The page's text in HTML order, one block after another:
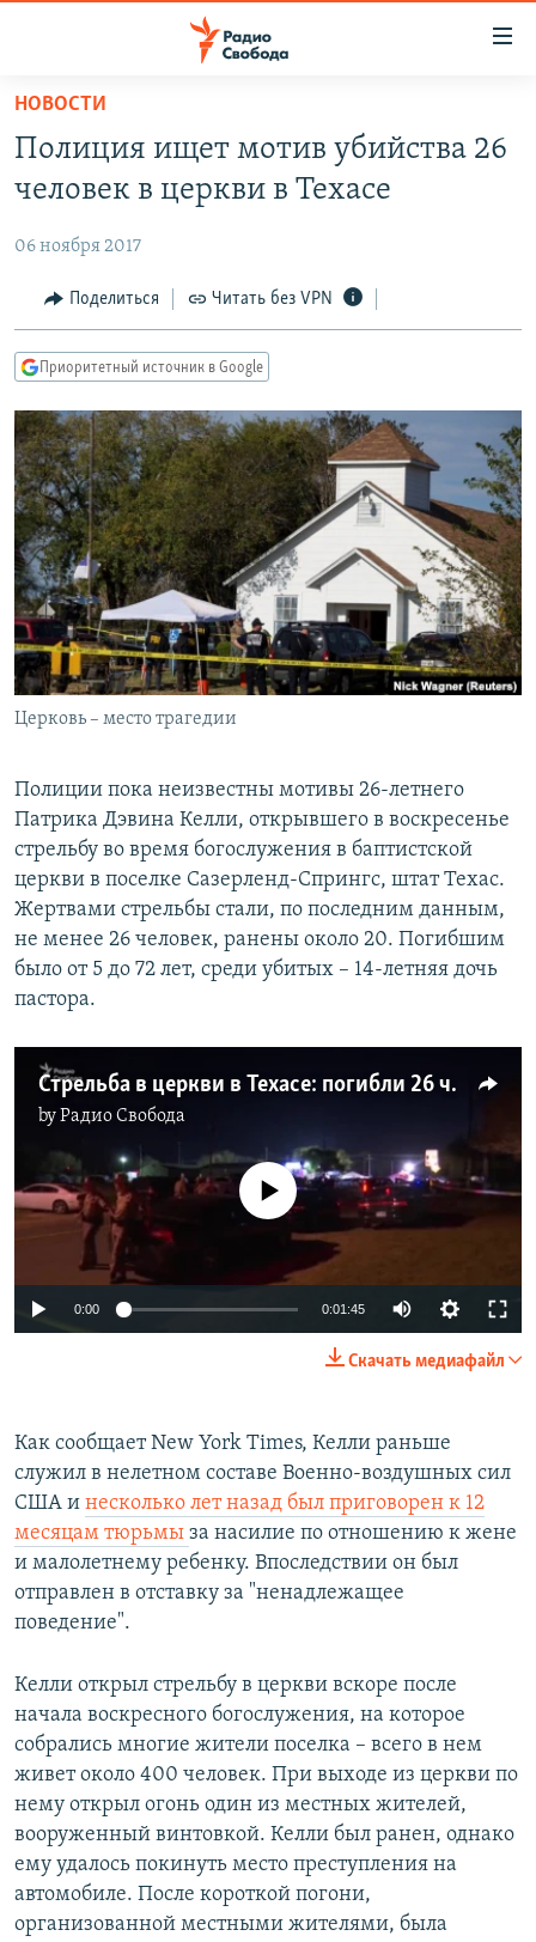
упрощенного
доступа
основному
Вернутся
главной
навигации
Вернутся
поиску
ПОДКАСТЫ
АВТОРСКИЕ ПРОЕКТЫ
ЦИТАТЫ СВОБОДЫ
МНЕНИЯ
IDEL.РЕАЛИИ
КАВКАЗ.РЕАЛИИ
СЕВЕР.РЕАЛИИ
СИБИРЬ.РЕАЛИИ
РАСПИСАНИЕ ВЕЩАНИЯ
ПОДПИШИТЕСЬ НА РАССЫЛКУ
СОЦИАЛЬНЫЕ СЕТИ
Все сайты РСЕ/РС
НОВОСТИ
Полиция ищет мотив убийства 26
человек в церкви в Техасе
06 ноября 2017
Поделиться Читать без VPN
Приоритетный источник в Google
Церковь – место трагедии
Полиции пока неизвестны мотивы 26-летнего
Патрика Дэвина Келли, открывшего в воскресенье
стрельбу во время богослужения в баптистской
церкви в поселке Сазерленд-Спрингс, штат Техас.
Жертвами стрельбы стали, по последним данным,
не менее 26 человек, ранены около 20. Погибшим
было от 5 до 72 лет, среди убитых – 14-летняя дочь
пастора.
Стрельба в церкви в Техасе: погибли 26 человек
byРадио Свобода
No media source currently available
0:00 0:01:45
Скачать медиафайл
Как сообщает New York Times, Келли раньше
служил в нелетном составе Военно-воздушных сил
США и несколько лет назад был приговорен к 12
месяцам тюрьмы за насилие по отношению к жене
и малолетнему ребенку. Впоследствии он был
отправлен в отставку за "ненадлежащее
поведение".
Келли открыл стрельбу в церкви вскоре после
начала воскресного богослужения, на которое
собрались многие жители поселка – всего в нем
живет около 400 человек. При выходе из церкви по
нему открыл огонь один из местных жителей,
вооруженный винтовкой. Келли был ранен, однако
ему удалось покинуть место преступления на
автомобиле. После короткой погони,
организованной местными жителями, была